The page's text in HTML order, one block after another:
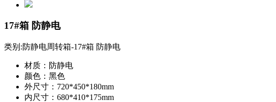
17#箱 防静电
类别:防静电周转箱-17#箱 防静电
材质：防静电
颜色：黑色
外尺寸：720*450*180mm
内尺寸：680*410*175mm